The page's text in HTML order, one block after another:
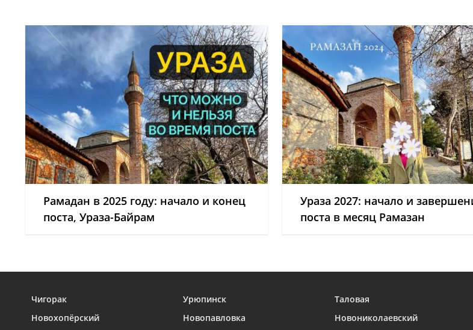
Рамадан в 2025 году: начало и конец
поста, Ураза-Байрам
Ураза 2027: начало и
поста в месяц Рамазан
Чигорак Урюпинск Таловая
Новохопёрский
Новопавловка Новониколаевский